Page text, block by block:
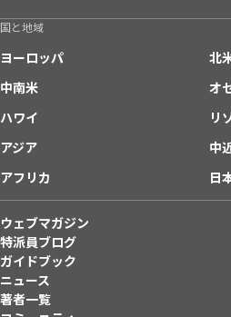
国と地域
ヨーロッパ
北
中南米
オ
ハワイ
リ
アジア
中
アフリカ
日
ウェブマガジン
特派員ブログ
ガイドブック
ニュース
著者一覧